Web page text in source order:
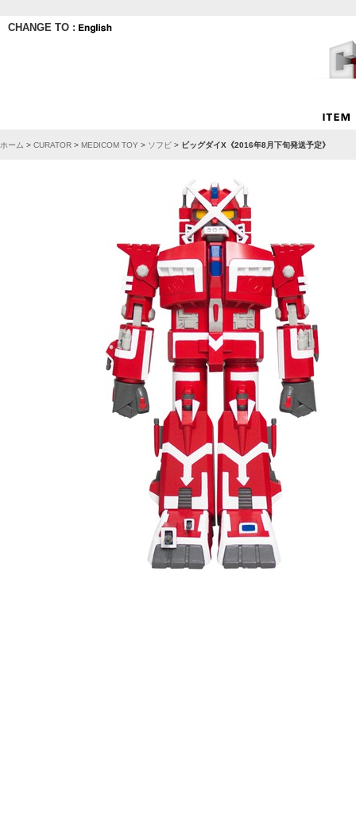
CHANGE TO :
ホーム > CURATOR > MEDICOM TOY > ソフビ > ビッグダイX《2016年8月下旬発送予定》